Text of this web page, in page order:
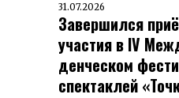
31.07.2026
Завершился
участия в IV
ден­чес­ком
спек­таклей